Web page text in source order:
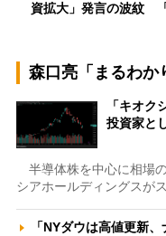
資拡大」発言の波紋
森口亮「まるわか
「キオ
投資家と
半導体株を中心に相場
シアホールディングスが
「NYダウは高値更新